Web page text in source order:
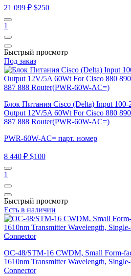
21 099 ₽ $250
1
Быстрый просмотр
Под заказ
Блок Питания Cisco (Delta) Input
Output 12V/5A 60Wt For Cisco 880
887 888 Router(PWR-60W-AC=)
PWR-60W-AC= парт. номер
8 440 ₽ $100
1
Быстрый просмотр
Есть в наличии
OC-48/STM-16 CWDM, Small Form-
1610nm Transmitter Wavelength,
Connector